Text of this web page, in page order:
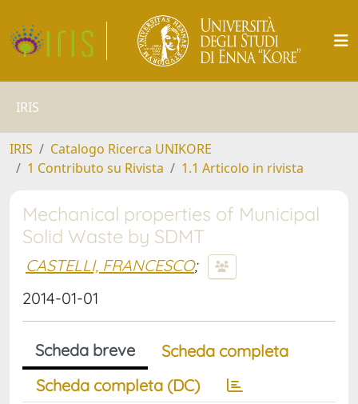
IRIS
IRIS
Catalogo Ricerca UNIKORE
1 Contributo su Rivista
1.1 Articolo in rivista
Mechanical properties of Municipal
Solid Waste by SDMT
CASTELLI, FRANCESCO;
2014-01-01
Scheda breve
Scheda completa
Scheda completa (DC)